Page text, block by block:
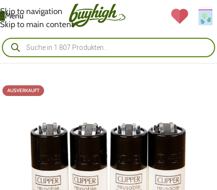
Skip to navigation
Skip to main content
Menü
AUSVERKAUFT